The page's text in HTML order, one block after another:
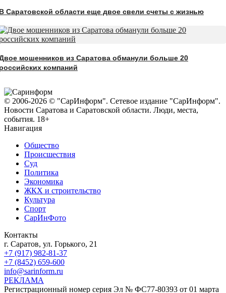
Саратовской области еще двое свели счеты с жизнью
мошенников из Саратова обманули больше 20
компаний
© 2006-2026 © "СарИнформ". Сетевое издание "СарИнформ".
Новости Саратова и Саратовской области. Люди, места,
события. 18+
Навигация
Общество
Происшествия
Суд
Политика
Экономика
ЖКХ и строительство
Культура
Спорт
СарИнФото
Контакты
г. Саратов, ул. Горького, 21
+7 (917) 982-81-37
+7 (8452) 659-600
info@sarinform.ru
РЕКЛАМА
Регистрационный номер серия Эл № ФС77-80393 от 01 марта